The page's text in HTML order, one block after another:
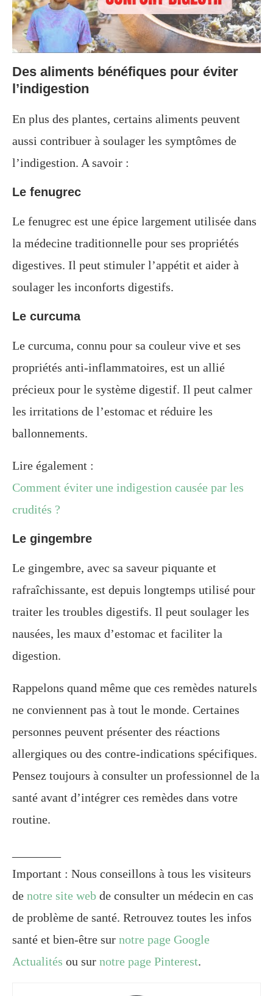
Des aliments bénéfiques pour éviter
l’indigestion
En plus des plantes, certains aliments peuvent
aussi contribuer à soulager les symptômes de
l’indigestion. A savoir :
Le fenugrec
Le fenugrec est une épice largement utilisée dans
la médecine traditionnelle pour ses propriétés
digestives. Il peut stimuler l’appétit et aider à
soulager les inconforts digestifs.
Le curcuma
Le curcuma, connu pour sa couleur vive et ses
propriétés anti-inflammatoires, est un allié
précieux pour le système digestif. Il peut calmer
les irritations de l’estomac et réduire les
ballonnements.
Lire également :
Comment éviter une indigestion causée par les
crudités ?
Le gingembre
Le gingembre, avec sa saveur piquante et
rafraîchissante, est depuis longtemps utilisé pour
traiter les troubles digestifs. Il peut soulager les
nausées, les maux d’estomac et faciliter la
digestion.
Rappelons quand même que ces remèdes naturels
ne conviennent pas à tout le monde. Certaines
personnes peuvent présenter des réactions
allergiques ou des contre-indications spécifiques.
Pensez toujours à consulter un professionnel de la
santé avant d’intégrer ces remèdes dans votre
routine.
Important : Nous conseillons à tous les visiteurs
de notre site web de consulter un médecin en cas
de problème de santé. Retrouvez toutes les infos
santé et bien-être sur notre page Google
Actualités ou sur notre page Pinterest.